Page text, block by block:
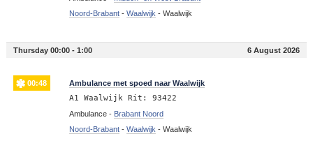
Noord-Brabant- Waalwijk - Waalwijk
Thursday 00:00 - 1:00 6 August 2026
00:48 Ambulance met spoed naar Waalwijk
A1 Waalwijk Rit: 93422
Ambulance - Brabant Noord
Noord-Brabant- Waalwijk - Waalwijk